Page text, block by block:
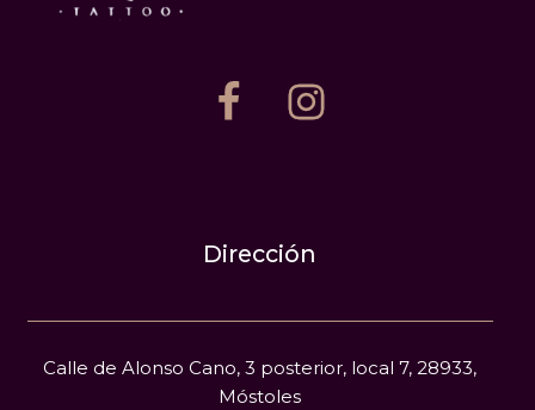
Dirección
Calle de Alonso Cano, 3 posterior, local 7, 28933,
Móstoles